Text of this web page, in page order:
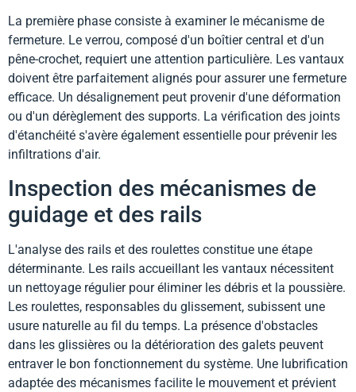
La première phase consiste à examiner le mécanisme de
fermeture. Le verrou, composé d'un boîtier central et d'un
pêne-crochet, requiert une attention particulière. Les vantaux
doivent être parfaitement alignés pour assurer une fermeture
efficace. Un désalignement peut provenir d'une déformation
ou d'un dérèglement des supports. La vérification des joints
d'étanchéité s'avère également essentielle pour prévenir les
infiltrations d'air.
Inspection des mécanismes de
guidage et des rails
L'analyse des rails et des roulettes constitue une étape
déterminante. Les rails accueillant les vantaux nécessitent
un nettoyage régulier pour éliminer les débris et la poussière.
Les roulettes, responsables du glissement, subissent une
usure naturelle au fil du temps. La présence d'obstacles
dans les glissières ou la détérioration des galets peuvent
entraver le bon fonctionnement du système. Une lubrification
adaptée des mécanismes facilite le mouvement et prévient